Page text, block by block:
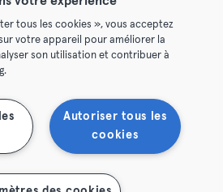
Politique de confidentialité
Résilier les contrats ici
tous les cookies », vous acceptez
votre appareil pour améliorer la
son utilisation et contribuer à
Autoriser tous les
cookies